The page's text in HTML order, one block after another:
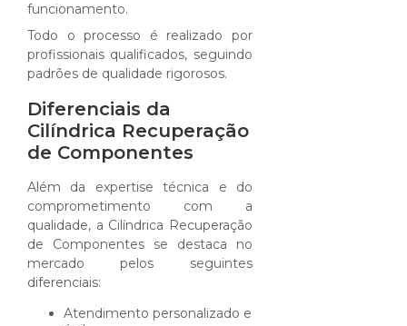
funcionamento.
Todo o processo é realizado por
profissionais qualificados, seguindo
padrões de qualidade rigorosos.
Diferenciais da
Cilíndrica Recuperação
de Componentes
Além da expertise técnica e do
comprometimento com a
qualidade, a Cilíndrica Recuperação
de Componentes se destaca no
mercado pelos seguintes
diferenciais:
Atendimento personalizado e